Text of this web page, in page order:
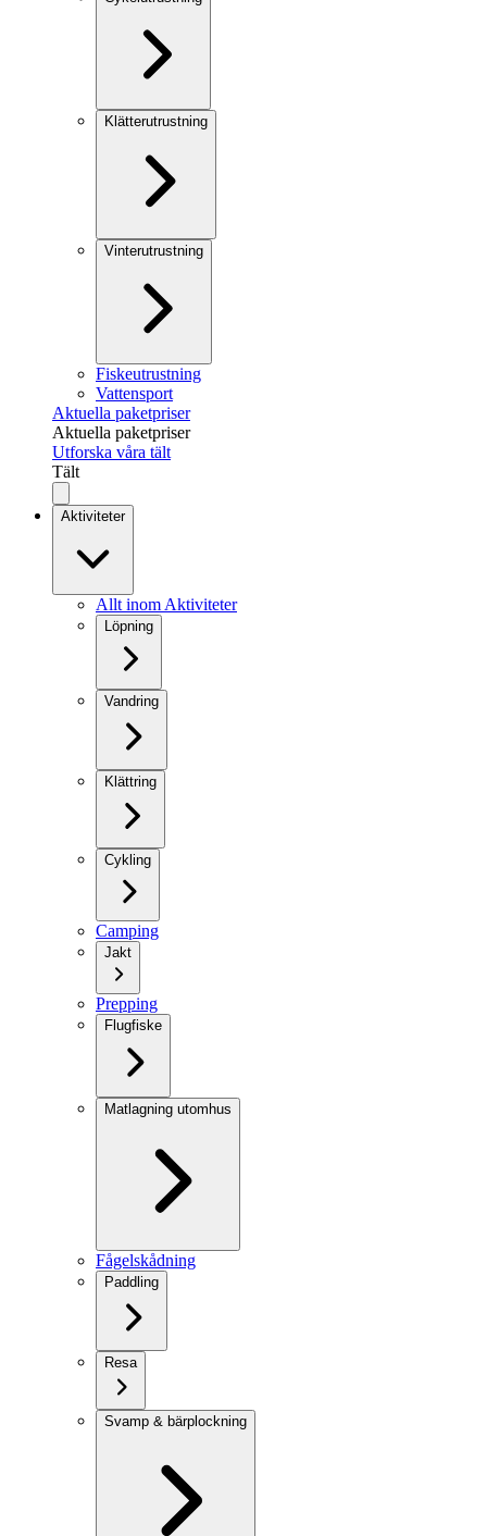
Klätterutrustning
Vinterutrustning
Fiskeutrustning
Vattensport
Aktuella paketpriser
Aktuella paketpriser
Utforska våra tält
Tält
Aktiviteter
Allt inom Aktiviteter
Löpning
Vandring
Klättring
Cykling
Camping
Jakt
Prepping
Flugfiske
Matlagning utomhus
Fågelskådning
Paddling
Resa
Svamp & bärplockning